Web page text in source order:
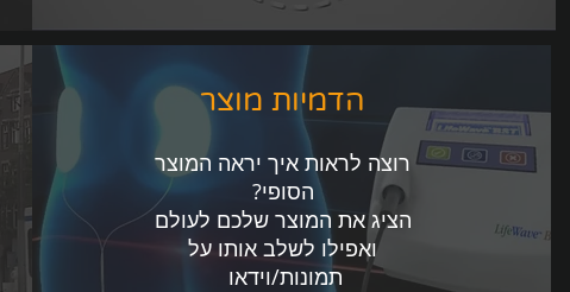
הדמיות מוצר
רוצה לראות איך יראה המוצר
הסופי?
הציג את המוצר שלכם לעולם
ואפילו לשלב אותו על
תמונות/וידאו